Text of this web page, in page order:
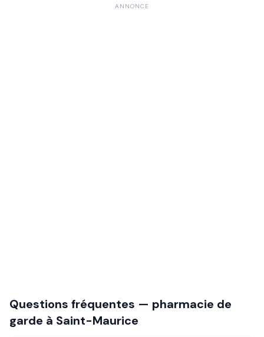
ANNONCE
Questions fréquentes — pharmacie de
garde à Saint-Maurice